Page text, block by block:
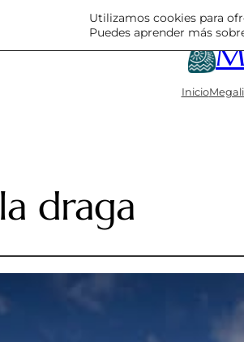
Inicio
la draga
Utilizamos cookies para
Puedes aprender más